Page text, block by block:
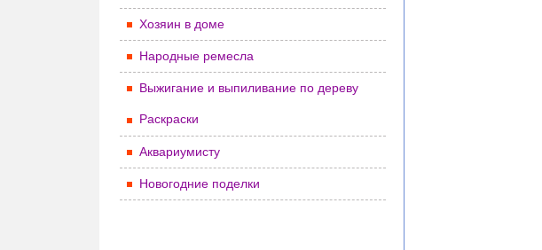
Хозяин в доме
Народные ремесла
Выжигание и выпиливание по дереву
Раскраски
Аквариумисту
Новогодние поделки